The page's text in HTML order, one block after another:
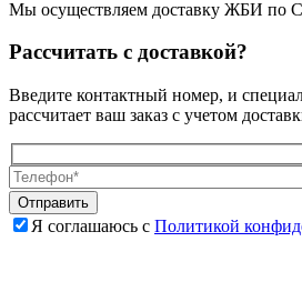
Мы осуществляем доставку ЖБИ по
Рассчитать с доставкой?
Введите контактный номер, и
рассчитает ваш заказ с учетом
Я соглашаюсь с Политикой